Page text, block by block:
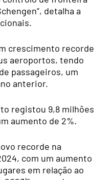
detalha a
crescimento recorde
aeroportos, tendo
passageiros, um
anterior.
registou 9,8 milhões
aumento de 2%.
recorde na
com um aumento
em relação ao